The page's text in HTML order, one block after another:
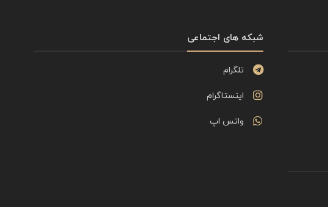
شبکه های اجتماعی
تلگرام
اینستاگرام
واتس اپ